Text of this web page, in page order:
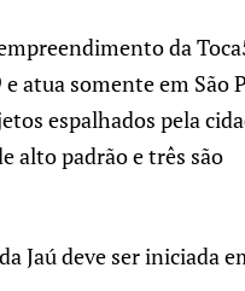
da
atua somente em São
espalhados pela
alto padrão e três são
Jaú deve ser iniciada